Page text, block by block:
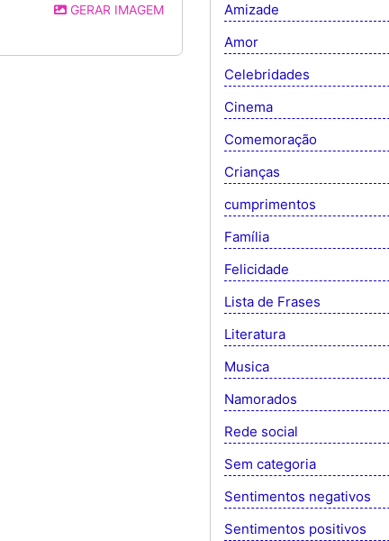
GERAR IMAGEM
Amizade
Amor
Celebridades
Cinema
Comemoração
Crianças
cumprimentos
Família
Felicidade
Lista de Frases
Literatura
Musica
Namorados
Rede social
Sem categoria
Sentimentos negativos
Sentimentos positivos